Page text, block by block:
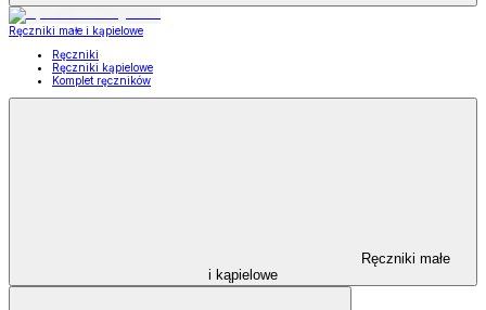
Ręczniki małe i kąpielowe
Ręczniki
Ręczniki kąpielowe
Komplet ręczników
Ręczniki małe
i kąpielowe